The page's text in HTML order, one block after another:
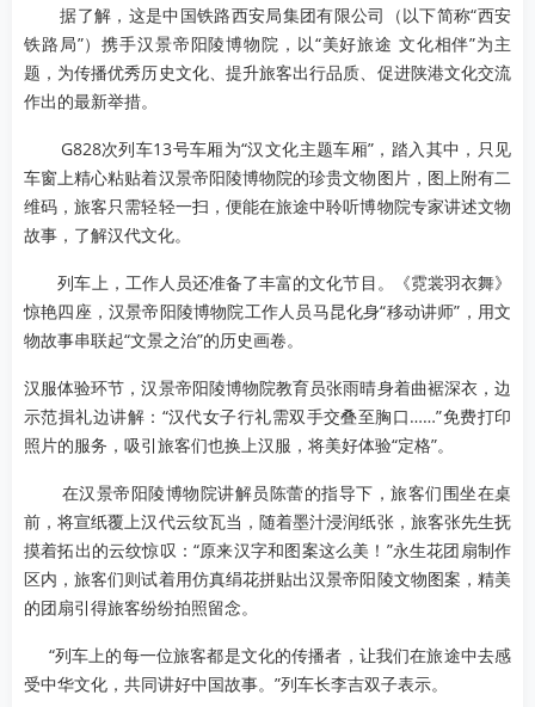
据了解，这是中国铁路西安局集团有限公司（以下简称“西安
铁路局”）携手汉景帝阳陵博物院，以“美好旅途 文化相伴”为主
题，为传播优秀历史文化、提升旅客出行品质、促进陕港文化交流
作出的最新举措。
G828次列车13号车厢为“汉文化主题车厢”，踏入其中，只见
车窗上精心粘贴着汉景帝阳陵博物院的珍贵文物图片，图上附有二
维码，旅客只需轻轻一扫，便能在旅途中聆听博物院专家讲述文物
故事，了解汉代文化。
列车上，工作人员还准备了丰富的文化节目。《霓裳羽衣舞》
惊艳四座，汉景帝阳陵博物院工作人员马昆化身“移动讲师”，用文
物故事串联起“文景之治”的历史画卷。
汉服体验环节，汉景帝阳陵博物院教育员张雨晴身着曲裾深衣，边
示范揖礼边讲解：“汉代女子行礼需双手交叠至胸口……”免费打印
照片的服务，吸引旅客们也换上汉服，将美好体验“定格”。
在汉景帝阳陵博物院讲解员陈蕾的指导下，旅客们围坐在桌
前，将宣纸覆上汉代云纹瓦当，随着墨汁浸润纸张，旅客张先生抚
摸着拓出的云纹惊叹：“原来汉字和图案这么美！”永生花团扇制作
区内，旅客们则试着用仿真绢花拼贴出汉景帝阳陵文物图案，精美
的团扇引得旅客纷纷拍照留念。
“列车上的每一位旅客都是文化的传播者，让我们在旅途中去感
受中华文化，共同讲好中国故事。”列车长李吉双子表示。